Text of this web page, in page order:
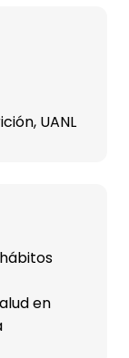
UANL
en